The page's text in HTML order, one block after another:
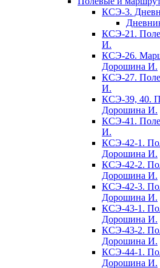
КСЭ-3.
КСЭ-21.
И.
КСЭ-26.
Дорошина И.
КСЭ-27.
И.
КСЭ-39, 40.
Дорошина И.
КСЭ-41.
И.
КСЭ-42-1.
Дорошина И.
КСЭ-42-2.
Дорошина И.
КСЭ-42-3.
Дорошина И.
КСЭ-43-1.
Дорошина И.
КСЭ-43-2.
Дорошина И.
КСЭ-44-1.
Дорошина И.